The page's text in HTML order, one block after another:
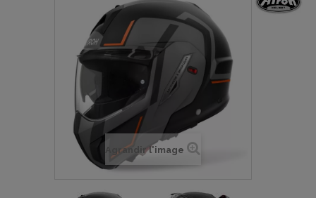
Agrandir l'image